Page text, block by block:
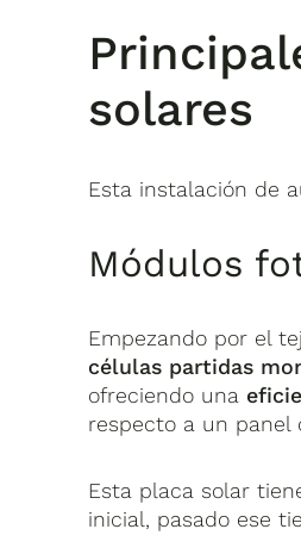
solares
Esta instalación de
Módulos
Empezando por el
células partidas
ofreciendo una
respecto a un panel
Esta placa solar
inicial, pasado ese